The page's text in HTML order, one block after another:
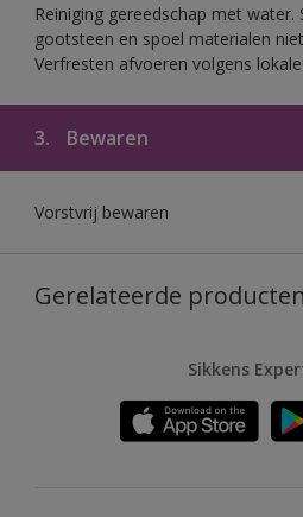
Reiniging gereedschap met
gootsteen en spoel materialen
Verfresten afvoeren volgens
3. Bewaren
Vorstvrij bewaren
Gerelateerde producten
Sikkens